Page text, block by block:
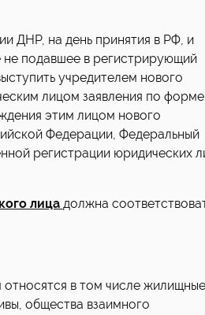
ДНР, на день принятия в РФ, и
подавшее в регистрирующий
учредителем нового
лицом заявления по форме
этим лицом нового
Федерации, Федеральный
регистрации юридических
лица должна
относятся в том числе
общества взаимного